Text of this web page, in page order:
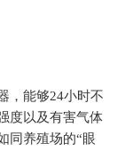
，能够24小时不
度以及有害气体
同养殖场的“眼